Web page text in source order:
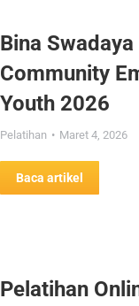
Bina
Community
Youth 2026
Pelatihan Maret 4, 2026
Baca artikel
Pelatihan